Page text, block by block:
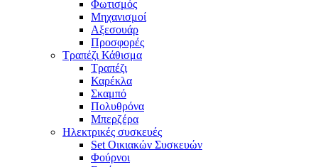
Φωτισμός
Μηχανισμοί
Αξεσουάρ
Προσφορές
Τραπέζι Κάθισμα
Τραπέζι
Καρέκλα
Σκαμπό
Πολυθρόνα
Μπερζέρα
Ηλεκτρικές συσκευές
Set Οικιακών Συσκευών
Φούρνοι